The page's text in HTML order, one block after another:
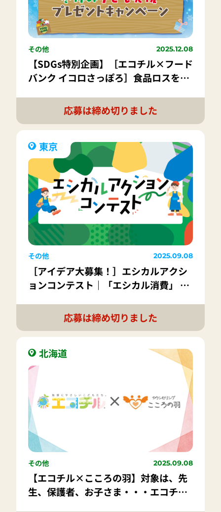
その他 2025.12.08
【SDGs特別企画】［エコチル×フード
バンク イコロさっぽろ］食品ロスを減
キャンペーン応募は締め切りました
東京
その他 2025.09.08
［アイデア大募集！］エシカルアクシ
ョンコンテスト｜「エシカル消費」 に
ストにして応募しよう!
応募は締め切りました
北海道
その他 2025.09.08
【エコチル×こころの羽】対象は、先
生、保護者、お子さま・・・エコチル